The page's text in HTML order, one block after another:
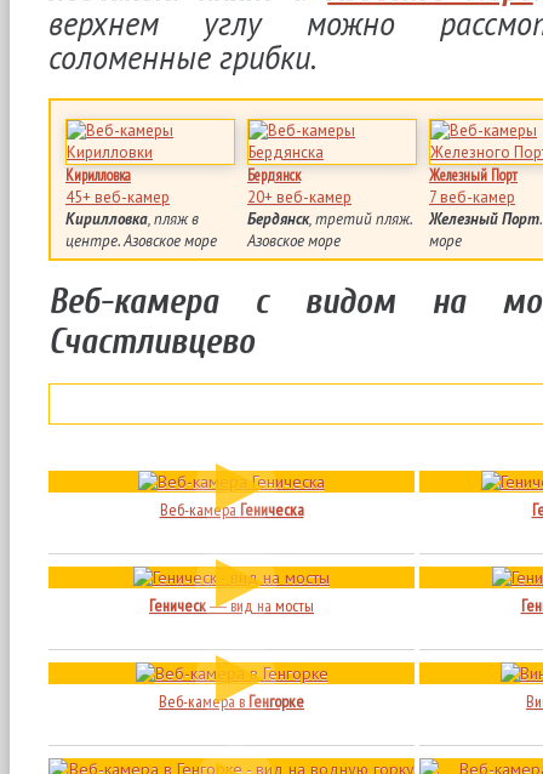
верхнем углу можно
соломенные грибки.
Кирилловка
45+ веб-камер
Кирилловка, пляж в
центре. Азовское море
Бердянск
20+ веб-камер
Бердянск, третий пляж.
Азовское море
Железный Порт
7 веб-камер
Железный Порт
море
Веб-камера с видом на
Счастливцево
Веб-камераГеническа
Геническ― вид на мосты
Веб-камера в Генгорке